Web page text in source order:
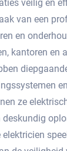
veilig en
van een
en
kantoren en
ze
elektricien